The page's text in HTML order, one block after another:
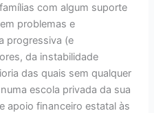
com algum suporte
problemas e
progressiva (e
da instabilidade
das quais sem qualquer
escola privada da sua
apoio financeiro estatal às